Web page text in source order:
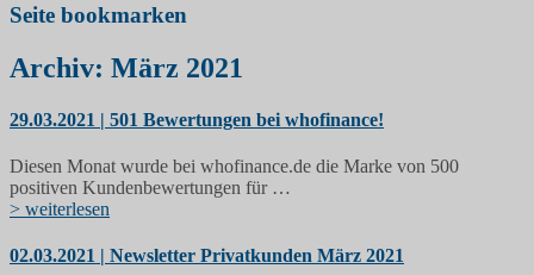
Seite bookmarken
Archiv: März 2021
29.03.2021 | 501 Bewertungen bei whofinance!
Diesen Monat wurde bei whofinance.de die Marke von 500
positiven Kundenbewertungen für …
> weiterlesen
02.03.2021 | Newsletter Privatkunden März 2021